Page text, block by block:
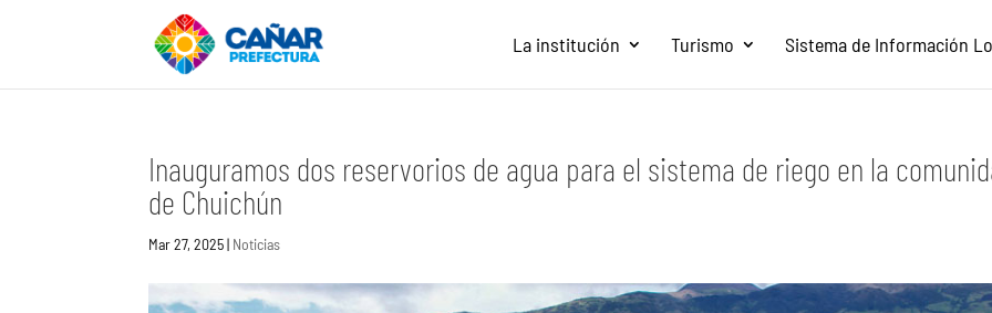
La institución Turismo Sistema de Información
Inauguramos dos reservorios de agua para el sistema de riego en la
de Chuichún
Mar 27, 2025| Noticias